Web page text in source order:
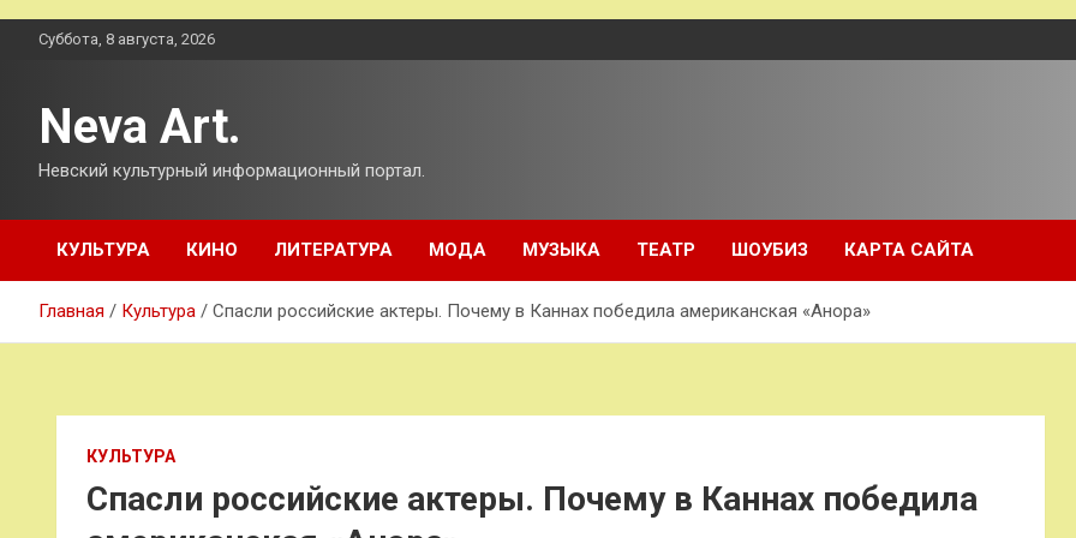
ПерейтиСуббота, 8 августа, 2026
Neva Art.
Невский культурный информационный портал.
КУЛЬТУРА КИНО ЛИТЕРАТУРА МОДА МУЗЫКА ТЕАТР ШОУБИЗ КАРТА САЙТА
Главная Культура Спасли российские актеры. Почему в Каннах победила американская «Анора»
КУЛЬТУРА
Спасли российские актеры. Почему в Каннах победила